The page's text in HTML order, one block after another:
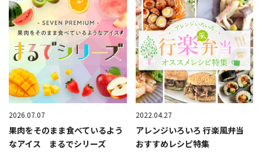
2026.07.07
果肉をそのまま食べているよう
なアイス まるでシリーズ
2022.04.27
アレンジいろいろ 行楽風弁当
おすすめレシピ特集